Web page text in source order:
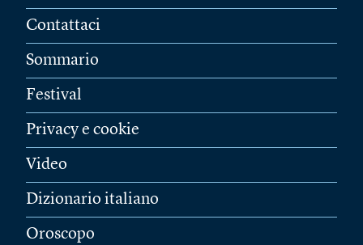
Contattaci
Sommario
Festival
Privacy e cookie
Video
Dizionario italiano
Oroscopo